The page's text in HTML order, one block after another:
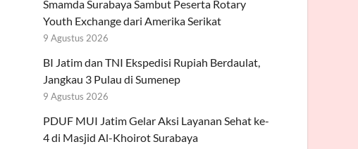
Smamda Surabaya Sambut Peserta Rotary
Youth Exchange dari Amerika Serikat
9 Agustus 2026
BI Jatim dan TNI Ekspedisi Rupiah Berdaulat,
Jangkau 3 Pulau di Sumenep
9 Agustus 2026
PDUF MUI Jatim Gelar Aksi Layanan Sehat ke-
4 di Masjid Al-Khoirot Surabaya